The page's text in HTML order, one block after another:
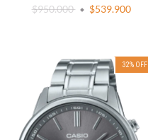
$950.000
$539.900
32% OFF